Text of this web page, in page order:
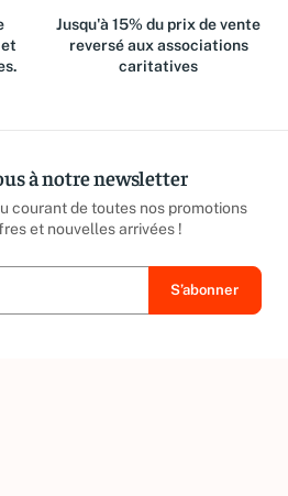
Jusqu'à 15% du prix de vente
reversé aux associations
caritatives
à notre newsletter
courant de toutes nos promotions
et nouvelles arrivées !